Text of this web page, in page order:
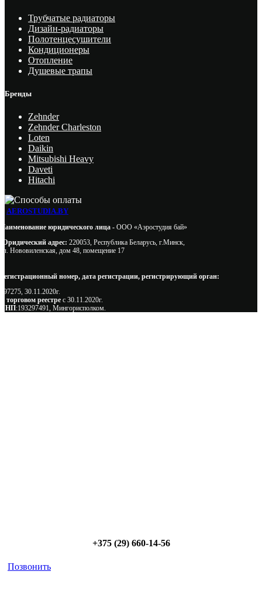
Трубчатые радиаторы
Дизайн-радиаторы
Полотенцесушители
Кондиционеры
Отопление
Душевые трапы
Бренды
Zehnder
Zehnder Charleston
Loten
Daikin
Mitsubishi Heavy
Daveti
Hitachi
AEROSTUDIA.BY
Наименование юридического лица - ООО «Аэростудия бай»
Юридический адрес: 220053, Республика Беларусь, г.Минск,
ул. Нововиленская, дом 48, помещение 17
Регистрационный номер, дата регистрации, регистрирующий орган:
497275, 30.11.2020г.
В торговом реестре с 30.11.2020г.
УНП:193297491, Мингорисполком.
+375 (29) 660-14-56
Позвонить